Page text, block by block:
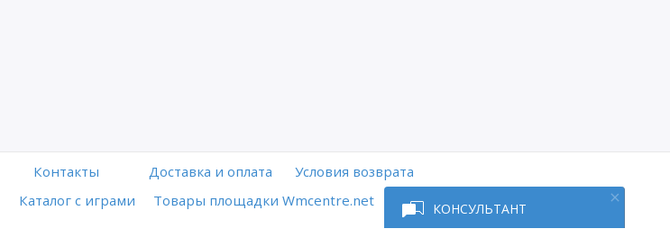
КОНСУЛЬТАНТ
Контакты Доставка и оплата
Условия возврата
Каталог с играми Товары площадки Wmcentre.net